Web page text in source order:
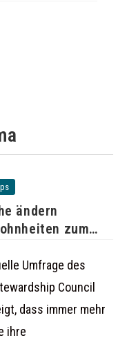
ändern
zum
Umfrage des
Council
dass immer mehr
ihre